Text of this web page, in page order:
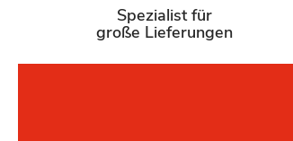
Spezialist für
große Lieferungen